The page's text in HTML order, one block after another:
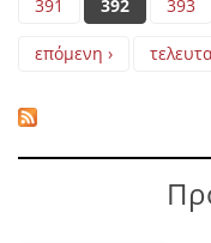
391 392 393
επόμενη ›